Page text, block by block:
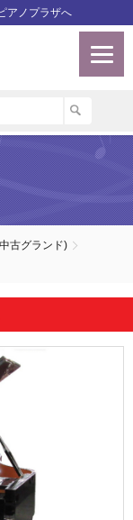
アノプラザへ
古グランド)